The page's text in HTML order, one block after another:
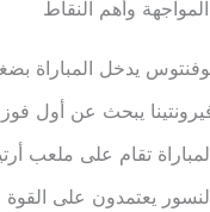
وأهم النقاط
يدخل المباراة
يبحث عن أول
تقام على ملعب
يعتمدون على القوة